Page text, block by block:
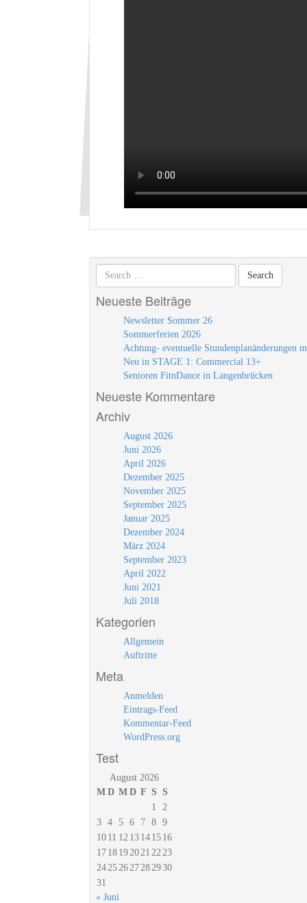
Neueste Beiträge
Newsletter Sommer 26
Sommerferien 2026
Achtung- eventuelle Stundenplanänderungen
Neu in STAGE 1: Commercial 13+
Senioren FitnDance in Langenbrücken
Neueste Kommentare
Archiv
August 2026
Juni 2026
April 2026
Dezember 2025
November 2025
September 2025
Januar 2025
Dezember 2024
März 2024
September 2023
April 2022
Juni 2021
Juli 2018
Kategorien
Allgemein
Auftritte
Meta
Anmelden
Eintrags-Feed
Kommentar-Feed
WordPress.org
Test
August 2026
M D M D F S S
1
2
3 4 5 6 7 8 9
10 11 12 13 14 15 16
17 18 192021 2223
24252627282930
31
« Juni